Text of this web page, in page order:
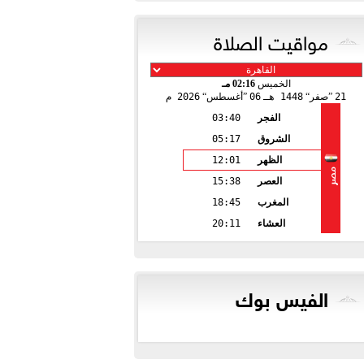
مواقيت الصلاة
الخميس02:16 مـ
21 صفر 1448 هـ 06 أغسطس 2026 م
مصر
الفجر
03:40
الشروق
05:17
الظهر
12:01
العصر
15:38
المغرب
18:45
العشاء
20:11
الفيس بوك